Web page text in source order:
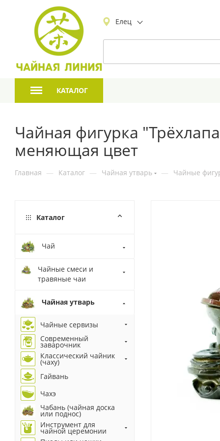
Елец
КАТАЛОГ
Чайная фигурка
меняющая цвет
Главная — Каталог — Чайная утварь — Чайные
Каталог
Чай
Чайные смеси и
травяные чаи
Чайная утварь
Чайные сервизы
Современный
заварочник
Классический чайник
(чаху)
Гайвань
Чахэ
Чабань (чайная доска
или поднос)
Инструмент для
чайной церемонии